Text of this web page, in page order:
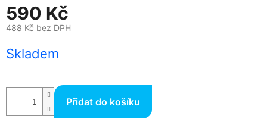
590 Kč
488 Kč bez DPH
cena:
Skladem
Přidat do košíku